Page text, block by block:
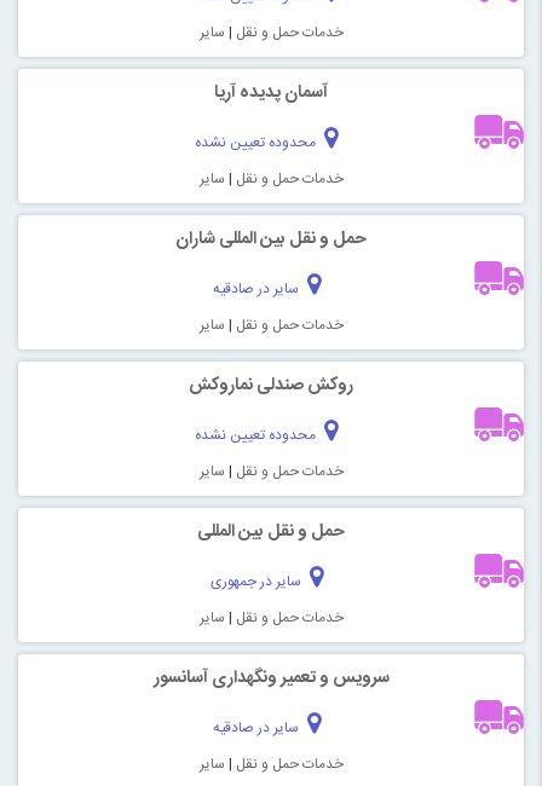
خدمات حمل و نقل | سایر
آسمان پدیده آریا
محدوده تعیین نشده
خدمات حمل و نقل | سایر
حمل و نقل بین المللی شاران
سایر در صادقیه
خدمات حمل و نقل | سایر
روکش صندلی نماروکش
محدوده تعیین نشده
خدمات حمل و نقل | سایر
حمل و نقل بین المللی
سایر در جمهوری
خدمات حمل و نقل | سایر
سرویس و تعمیر ونگهداری آسانسور
سایر در صادقیه
خدمات حمل و نقل | سایر